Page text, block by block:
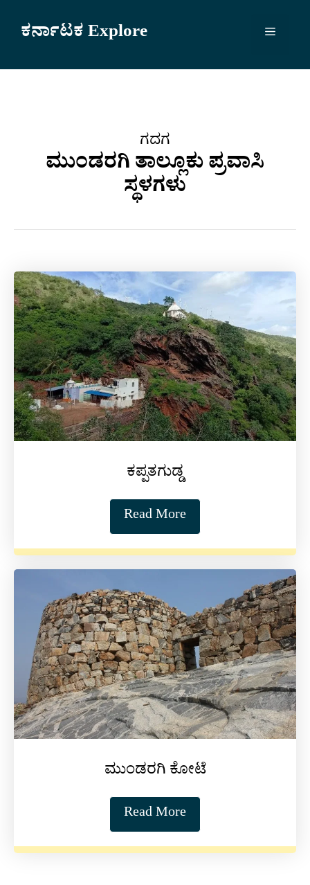
ಕರ್ನಾಟಕ Explore Menu
ಗದಗ
ಮುಂಡರಗಿ ತಾಲ್ಲೂಕು ಪ್ರವಾಸಿ
ಸ್ಥಳಗಳು
ಕಪ್ಪತಗುಡ್ಡ
Read More
ಮುಂಡರಗಿ ಕೋಟೆ
Read More